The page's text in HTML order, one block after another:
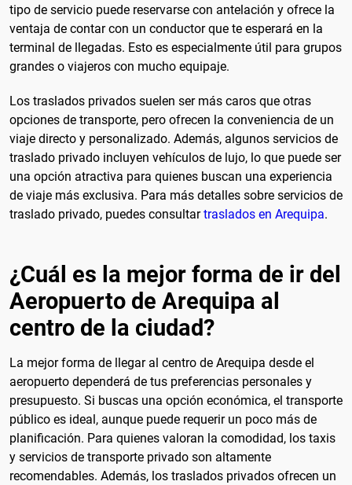
tipo de servicio puede reservarse con antelación y ofrece la
ventaja de contar con un conductor que te esperará en la
terminal de llegadas. Esto es especialmente útil para grupos
grandes o viajeros con mucho equipaje.
Los traslados privados suelen ser más caros que otras
opciones de transporte, pero ofrecen la conveniencia de un
viaje directo y personalizado. Además, algunos servicios de
traslado privado incluyen vehículos de lujo, lo que puede ser
una opción atractiva para quienes buscan una experiencia
de viaje más exclusiva. Para más detalles sobre servicios de
traslado privado, puedes consultartraslados en Arequipa.
¿Cuál es la mejor forma de ir del
Aeropuerto de Arequipa al
centro de la ciudad?
La mejor forma de llegar al centro de Arequipa desde el
aeropuerto dependerá de tus preferencias personales y
presupuesto. Si buscas una opción económica, el transporte
público es ideal, aunque puede requerir un poco más de
planificación. Para quienes valoran la comodidad, los taxis
y servicios de transporte privado son altamente
recomendables. Además, los traslados privados ofrecen un